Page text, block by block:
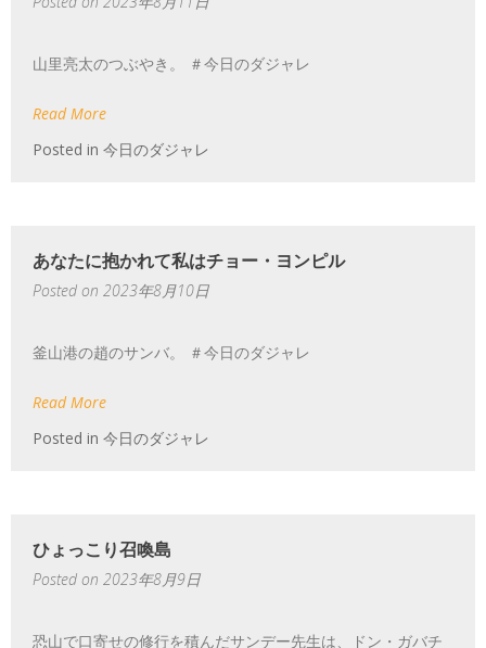
山里亮太のつぶやき。 ＃今日のダジャレ
Read More
Posted in 今日のダジャレ
あなたに抱かれて私はチョー・ヨンピル
Posted on 2023年8月10日
釜山港の趙のサンバ。 ＃今日のダジャレ
Read More
Posted in 今日のダジャレ
ひょっこり召喚島
Posted on 2023年8月9日
恐山で口寄せの修行を積んだサンデー先生は、ドン・ガバチ